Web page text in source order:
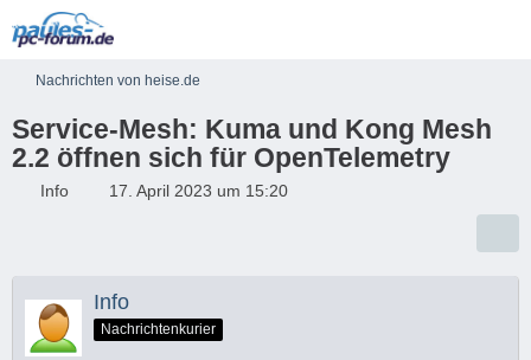
Nachrichten von heise.de
Service-Mesh: Kuma und Kong Mesh
2.2 öffnen sich für OpenTelemetry
Info 17. April 2023 um 15:20
Info
Nachrichtenkurier